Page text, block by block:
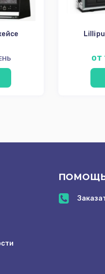
от